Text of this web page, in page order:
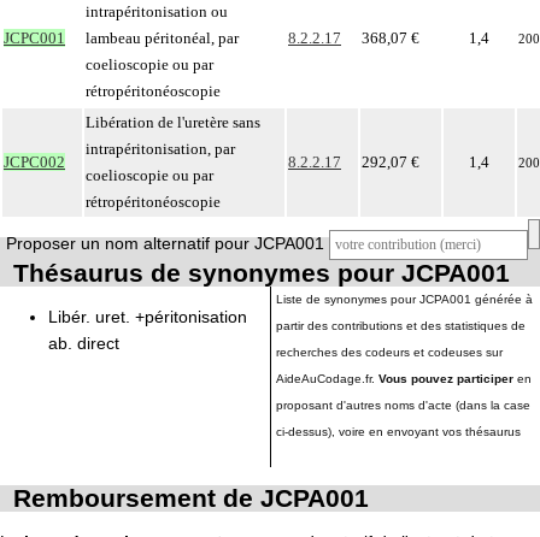
JCPC001
intrapéritonisation ou
lambeau péritonéal, par
coelioscopie ou par
rétropéritonéoscopie
8.2.2.17 368,07 € 1,4
JCPC002
Libération de l'uretère sans
intrapéritonisation, par
coelioscopie ou par
rétropéritonéoscopie
8.2.2.17 292,07 € 1,4
Proposer un nom alternatif pour JCPA001
Thésaurus de synonymes pour JCPA001
Libér. uret. +péritonisation
ab. direct
Liste de synonymes pour JCPA001 générée à
partir des contributions et des statistiques de
recherches des codeurs et codeuses sur
AideAuCodage.fr. Vous pouvez participer en
proposant d'autres noms d'acte (dans la case
ci-dessus), voire en envoyant vos thésaurus
Remboursement de JCPA001